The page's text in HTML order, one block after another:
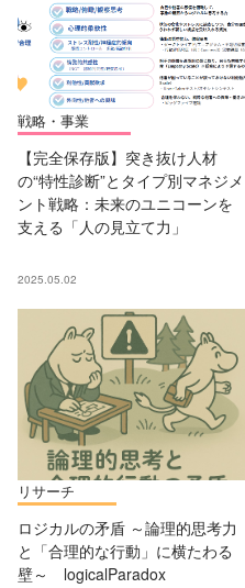
戦略・事業
【完全保存版】突き抜け人材
の“特性診断”とタイプ別マネジメ
ント戦略：未来のユニコーンを
支える「人の見立て力」
2025.05.02
リサーチ
ロジカルの矛盾 ～論理的思考力
と「合理的な行動」に横たわる
壁～ logicalParadox